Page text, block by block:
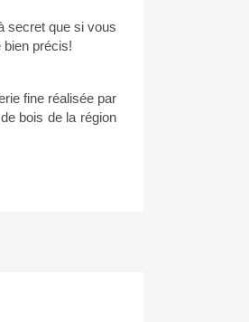
secret que si vous
précis!
fine réalisée par
bois de la région